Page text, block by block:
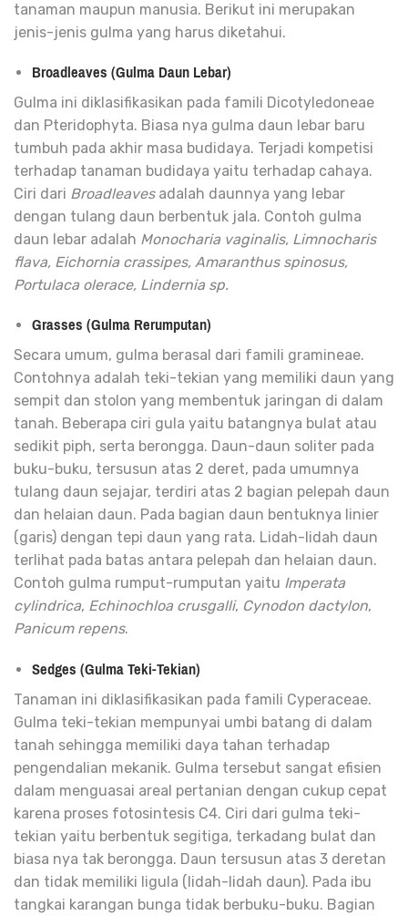
tanaman maupun manusia. Berikut ini merupakan
jenis-jenis gulma yang harus diketahui.
Broadleaves (Gulma Daun Lebar)
Gulma ini diklasifikasikan pada famili Dicotyledoneae
dan Pteridophyta. Biasa nya gulma daun lebar baru
tumbuh pada akhir masa budidaya. Terjadi kompetisi
terhadap tanaman budidaya yaitu terhadap cahaya.
Ciri dari Broadleavesadalah daunnya yang lebar
dengan tulang daun berbentuk jala. Contoh gulma
daun lebar adalah Monocharia vaginalis, Limnocharis
flava, Eichornia crassipes, Amaranthus spinosus,
Portulaca olerace, Lindernia sp.
Grasses (Gulma Rerumputan)
Secara umum, gulma berasal dari famili gramineae.
Contohnya adalah teki-tekian yang memiliki daun yang
sempit dan stolon yang membentuk jaringan di dalam
tanah. Beberapa ciri gula yaitu batangnya bulat atau
sedikit piph, serta berongga. Daun-daun soliter pada
buku-buku, tersusun atas 2 deret, pada umumnya
tulang daun sejajar, terdiri atas 2 bagian pelepah daun
dan helaian daun. Pada bagian daun bentuknya linier
(garis) dengan tepi daun yang rata. Lidah-lidah daun
terlihat pada batas antara pelepah dan helaian daun.
Contoh gulma rumput-rumputan yaitu Imperata
cylindrica, Echinochloa crusgalli, Cynodon dactylon,
Panicum repens.
Sedges (Gulma Teki-Tekian)
Tanaman ini diklasifikasikan pada famili Cyperaceae.
Gulma teki-tekian mempunyai umbi batang di dalam
tanah sehingga memiliki daya tahan terhadap
pengendalian mekanik. Gulma tersebut sangat efisien
dalam menguasai areal pertanian dengan cukup cepat
karena proses fotosintesis C4. Ciri dari gulma teki-
tekian yaitu berbentuk segitiga, terkadang bulat dan
biasa nya tak berongga. Daun tersusun atas 3 deretan
dan tidak memiliki ligula (lidah-lidah daun). Pada ibu
tangkai karangan bunga tidak berbuku-buku. Bagian